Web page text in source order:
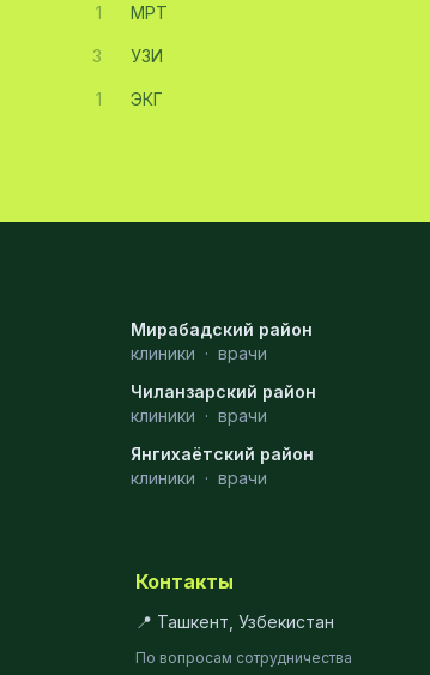
1 МРТ
3 УЗИ
1 ЭКГ
Мирабадский район
клиники · врачи
Чиланзарский район
клиники · врачи
Янгихаётский район
клиники · врачи
Контакты
📍 Ташкент, Узбекистан
По вопросам сотрудничества